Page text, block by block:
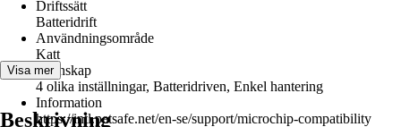
Driftssätt
Batteridrift
Användningsområde
Katt
Egenskap
4 olika inställningar, Batteridriven, Enkel hantering
Information
https://intl.petsafe.net/en-se/support/microchip-compatibility
Visa mer
Beskrivning